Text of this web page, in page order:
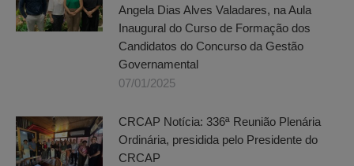
Angela Dias Alves Valadares, na Aula
Inaugural do Curso de Formação dos
Candidatos do Concurso da Gestão
Governamental
07/01/2025
CRCAP Notícia: 336ª Reunião Plenária
Ordinária, presidida pelo Presidente do
CRCAP